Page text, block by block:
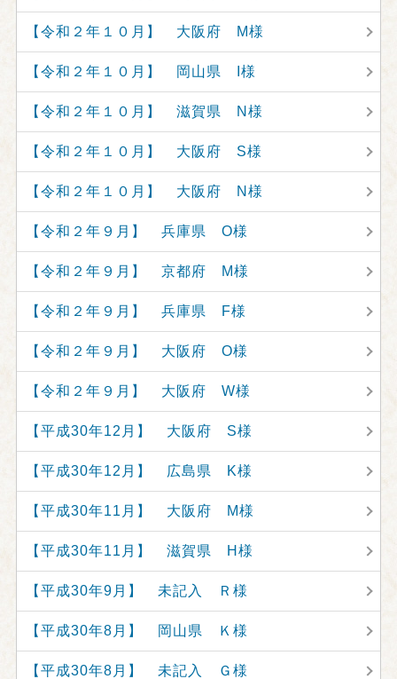
【令和２年１０月】 大阪府 M様
【令和２年１０月】 岡山県 I様
【令和２年１０月】 滋賀県 N様
【令和２年１０月】 大阪府 S様
【令和２年１０月】 大阪府 N様
【令和２年９月】 兵庫県 O様
【令和２年９月】 京都府 M様
【令和２年９月】 兵庫県 F様
【令和２年９月】 大阪府 O様
【令和２年９月】 大阪府 W様
【平成30年12月】 大阪府 S様
【平成30年12月】 広島県 K様
【平成30年11月】 大阪府 M様
【平成30年11月】 滋賀県 H様
【平成30年9月】 未記入 Ｒ様
【平成30年8月】 岡山県 Ｋ様
【平成30年8月】 未記入 Ｇ様